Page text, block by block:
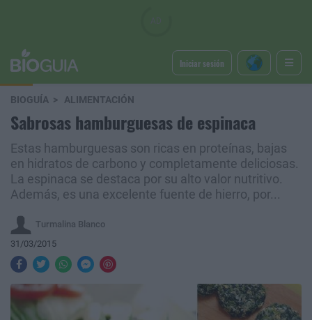
Iniciar sesión
BIOGUÍA ALIMENTACIÓN
Sabrosas hamburguesas de espinaca
Estas hamburguesas son ricas en proteínas, bajas
en hidratos de carbono y completamente deliciosas.
La espinaca se destaca por su alto valor nutritivo.
Además, es una excelente fuente de hierro, por...
Turmalina Blanco
31/03/2015